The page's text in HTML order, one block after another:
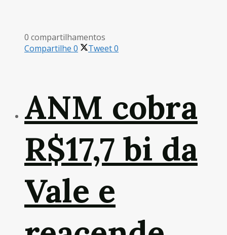
0 compartilhamentos
Compartilhe 0 Tweet0
ANM cobra
R$17,7 bi da
Vale e